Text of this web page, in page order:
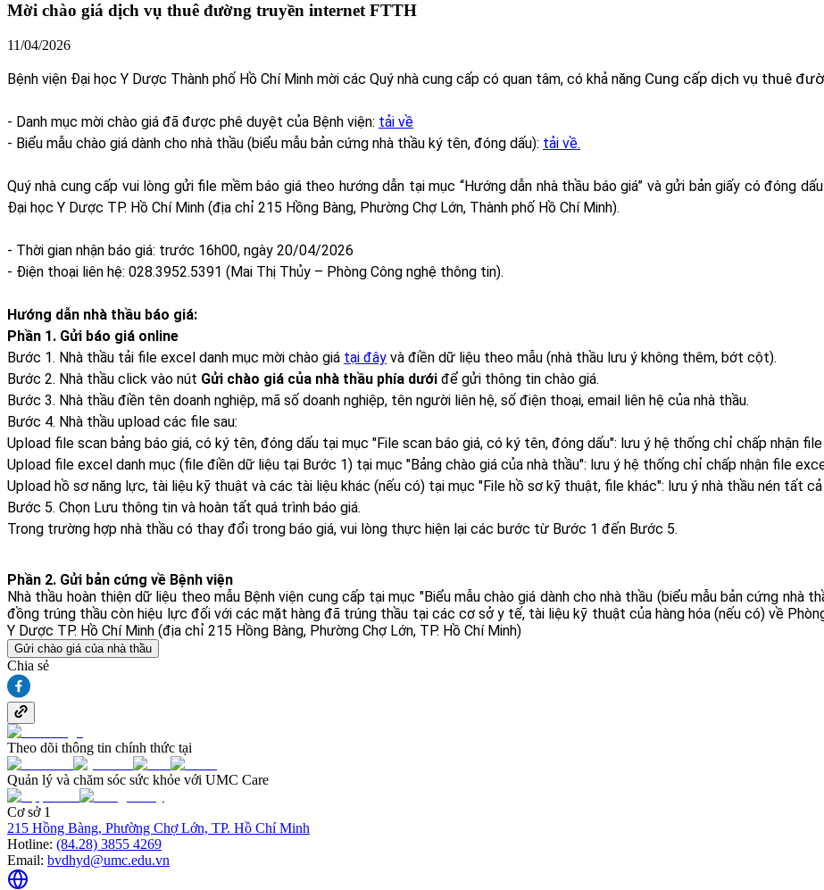
Mời chào giá dịch vụ thuê đường truyền internet FTTH
11/04/2026
Bệnh viện Đại học Y Dược Thành phố Hồ Chí Minh mời các Quý nhà cung cấp có quan tâm, có khả năng Cung cấp dịch vụ thuê
- Danh mục mời chào giá đã được phê duyệt của Bệnh viện: tải về
- Biểu mẫu chào giá dành cho nhà thầu (biểu mẫu bản cứng nhà thầu ký tên, đóng dấu): tải về.
Quý nhà cung cấp vui lòng gửi file mềm báo giá theo hướng dẫn tại mục “Hướng dẫn nhà thầu báo giá” và gửi bản giấy có đóng
Đại học Y Dược TP. Hồ Chí Minh (địa chỉ 215 Hồng Bàng, Phường Chợ Lớn, Thành phố Hồ Chí Minh).
- Thời gian nhận báo giá: trước 16h00, ngày 20/04/2026
- Điện thoại liên hệ: 028.3952.5391 (Mai Thị Thủy – Phòng Công nghệ thông tin).
Hướng dẫn nhà thầu báo giá:
Phần 1. Gửi báo giá online
Bước 1. Nhà thầu tải file excel danh mục mời chào giá tại đây và điền dữ liệu theo mẫu (nhà thầu lưu ý không thêm, bớt cột).
Bước 2. Nhà thầu click vào nút Gửi chào giá của nhà thầu phía dưới để gửi thông tin chào giá.
Bước 3. Nhà thầu điền tên doanh nghiệp, mã số doanh nghiệp, tên người liên hệ, số điện thoại, email liên hệ của nhà thầu.
Bước 4. Nhà thầu upload các file sau:
Upload file scan bảng báo giá, có ký tên, đóng dấu tại mục "File scan báo giá, có ký tên, đóng dấu": lưu ý hệ thống chỉ chấp nhận
Upload file excel danh mục (file điền dữ liệu tại Bước 1) tại mục "Bảng chào giá của nhà thầu": lưu ý hệ thống chỉ chấp nhận file
Upload hồ sơ năng lực, tài liệu kỹ thuật và các tài liệu khác (nếu có) tại mục "File hồ sơ kỹ thuật, file khác": lưu ý nhà thầu nén tất
Bước 5. Chọn Lưu thông tin và hoàn tất quá trình báo giá.
Trong trường hợp nhà thầu có thay đổi trong báo giá, vui lòng thực hiện lại các bước từ Bước 1 đến Bước 5.
Phần 2. Gửi bản cứng về Bệnh viện
Nhà thầu hoàn thiện dữ liệu theo mẫu Bệnh viện cung cấp tại mục "Biểu mẫu chào giá dành cho nhà thầu (biểu mẫu bản cứng nhà
đồng trúng thầu còn hiệu lực đối với các mặt hàng đã trúng thầu tại các cơ sở y tế, tài liệu kỹ thuật của hàng hóa (nếu có) về
Y Dược TP. Hồ Chí Minh (địa chỉ 215 Hồng Bàng, Phường Chợ Lớn, TP. Hồ Chí Minh)
Gửi chào giá của nhà thầu
Chia sẻ
Theo dõi thông tin chính thức tại
Quản lý và chăm sóc sức khỏe với UMC Care
Cơ sở 1
215 Hồng Bàng, Phường Chợ Lớn, TP. Hồ Chí Minh
Hotline: (84.28) 3855 4269
Email: bvdhyd@umc.edu.vn